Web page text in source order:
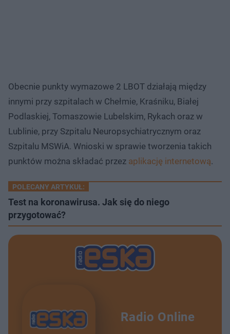
Obecnie punkty wymazowe 2 LBOT działają między
innymi przy szpitalach w Chełmie, Kraśniku, Białej
Podlaskiej, Tomaszowie Lubelskim, Rykach oraz w
Lublinie, przy Szpitalu Neuropsychiatrycznym oraz
Szpitalu MSWiA. Wnioski w sprawie tworzenia takich
punktów można składać przez aplikację internetową.
POLECANY ARTYKUŁ:
Test na koronawirusa. Jak się do niego
przygotować?
Radio Online